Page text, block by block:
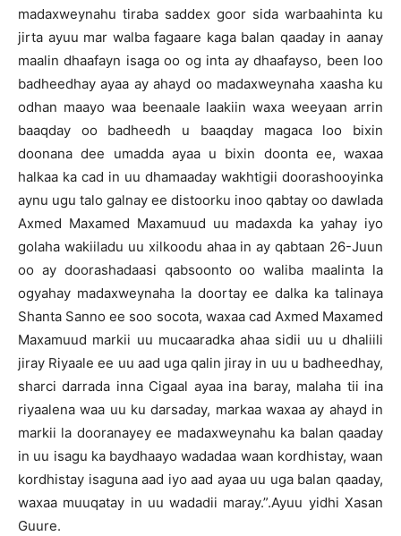
madaxweynahu tiraba saddex goor sida warbaahinta ku
jirta ayuu mar walba fagaare kaga balan qaaday in aanay
maalin dhaafayn isaga oo og inta ay dhaafayso, been loo
badheedhay ayaa ay ahayd oo madaxweynaha xaasha ku
odhan maayo waa beenaale laakiin waxa weeyaan arrin
baaqday oo badheedh u baaqday magaca loo bixin
doonana dee umadda ayaa u bixin doonta ee, waxaa
halkaa ka cad in uu dhamaaday wakhtigii doorashooyinka
aynu ugu talo galnay ee distoorku inoo qabtay oo dawlada
Axmed Maxamed Maxamuud uu madaxda ka yahay iyo
golaha wakiiladu uu xilkoodu ahaa in ay qabtaan 26-Juun
oo ay doorashadaasi qabsoonto oo waliba maalinta la
ogyahay madaxweynaha la doortay ee dalka ka talinaya
Shanta Sanno ee soo socota, waxaa cad Axmed Maxamed
Maxamuud markii uu mucaaradka ahaa sidii uu u dhaliili
jiray Riyaale ee uu aad uga qalin jiray in uu u badheedhay,
sharci darrada inna Cigaal ayaa ina baray, malaha tii ina
riyaalena waa uu ku darsaday, markaa waxaa ay ahayd in
markii la dooranayey ee madaxweynahu ka balan qaaday
in uu isagu ka baydhaayo wadadaa waan kordhistay, waan
kordhistay isaguna aad iyo aad ayaa uu uga balan qaaday,
waxaa muuqatay in uu wadadii maray.”.Ayuu yidhi Xasan
Guure.